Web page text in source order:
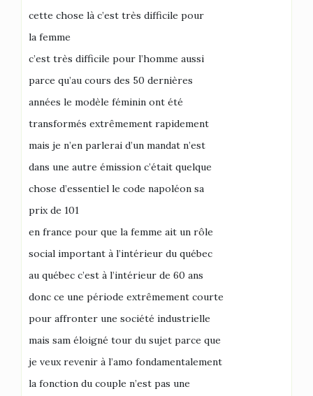
cette chose là c’est très difficile pour
la femme
c’est très difficile pour l’homme aussi
parce qu’au cours des 50 dernières
années le modèle féminin ont été
transformés extrêmement rapidement
mais je n’en parlerai d’un mandat n’est
dans une autre émission c’était quelque
chose d’essentiel le code napoléon sa
prix de 101
en france pour que la femme ait un rôle
social important à l’intérieur du québec
au québec c’est à l’intérieur de 60 ans
donc ce une période extrêmement courte
pour affronter une société industrielle
mais sam éloigné tour du sujet parce que
je veux revenir à l’amo fondamentalement
la fonction du couple n’est pas une